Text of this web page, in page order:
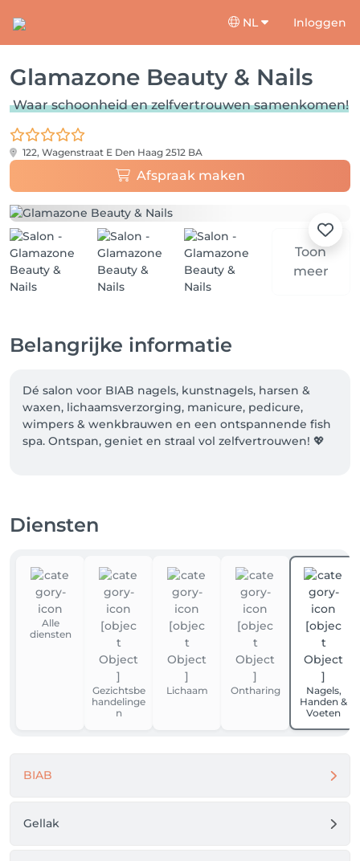
NL Inloggen
Glamazone Beauty & Nails
Waar schoonheid en zelfvertrouwen samenkomen!
122, Wagenstraat E Den Haag 2512 BA
Afspraak maken
Toon
meer
Belangrijke informatie
Dé salon voor BIAB nagels, kunstnagels, harsen &
waxen, lichaamsverzorging, manicure, pedicure,
wimpers & wenkbrauwen en een ontspannende fish
spa. Ontspan, geniet en straal vol zelfvertrouwen! 💖
💅 Onze BIAB en acrylbehandelingen zijn volledig vrij
Diensten
Alle
diensten
Gezichtsbe
handelinge
n
Lichaam Ontharing
Nagels,
Handen &
Voeten
BIAB
Gellak